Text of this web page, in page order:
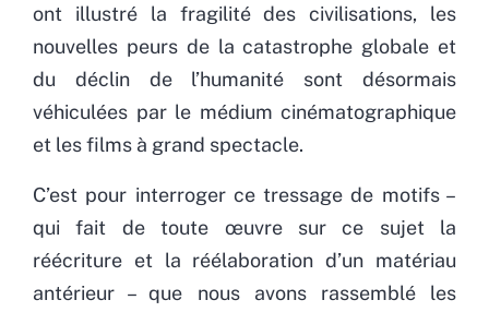
ont illustré la fragilité des civilisations, les
nouvelles peurs de la catastrophe globale et
du déclin de l’humanité sont désormais
véhiculées par le médium cinématographique
et les films à grand spectacle.
C’est pour interroger ce tressage de motifs –
qui fait de toute œuvre sur ce sujet la
réécriture et la réélaboration d’un matériau
antérieur – que nous avons rassemblé les